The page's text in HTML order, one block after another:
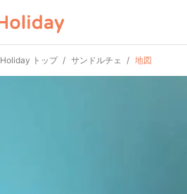
Holiday トップ サンドルチェ 地図